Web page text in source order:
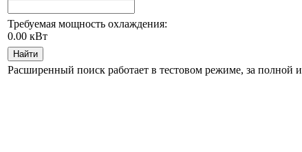
Требуемая мощность охлаждения:
0.00 кВт
Найти
Расширенный поиск работает в тестовом режиме, за полной